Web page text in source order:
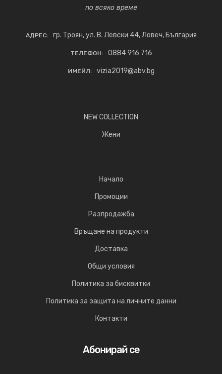
по всяко време
АДРЕС: гр. Троян, ул. В. Левски 44, Ловеч, България
ТЕЛЕФОН: 0884 916 716
ИМЕЙЛ: vizia2019@abv.bg
NEW COLLECTION
Жени
Начало
Промоции
Разпродажба
Връщане на продукти
Доставка
Общи условия
Политика за бисквитки
Политика за защита на личните данни
Контакти
Абонирай се